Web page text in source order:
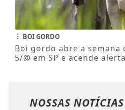
BOI GORDO
Boi gordo abre a semana
5/@ em SP e acende
NOSSAS NOTÍCIAS